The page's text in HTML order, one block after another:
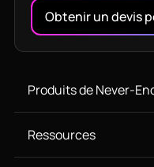
Obtenir un devis
Produits de Never-
Ressources